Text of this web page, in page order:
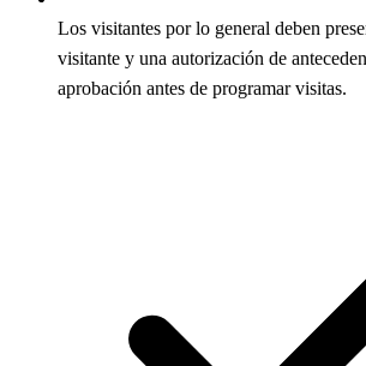
Los visitantes por lo general deben
visitante y una autorización de
aprobación antes de programar visitas.